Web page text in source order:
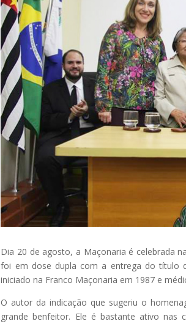
Dia 20 de agosto, a Maçonaria é celebrada
foi em dose dupla com a entrega do título
iniciado na Franco Maçonaria em 1987 e
O autor da indicação que sugeriu o
grande benfeitor. Ele é bastante ativo nas